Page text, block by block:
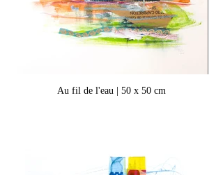
Au fil de l'eau | 50 x 50 cm